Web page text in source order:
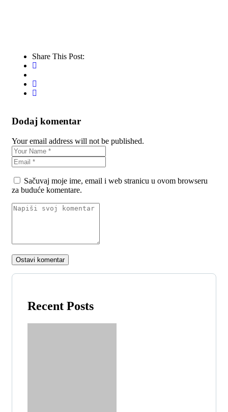
Share This Post:
Dodaj komentar
Your email address will not be published.
Sačuvaj moje ime, email i web stranicu u ovom browseru
za buduće komentare.
Recent Posts